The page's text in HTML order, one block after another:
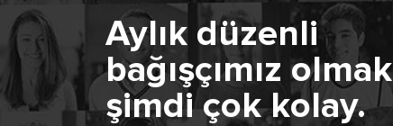
Aylık düzenli
bağışçımız olmak
şimdi çok kolay.